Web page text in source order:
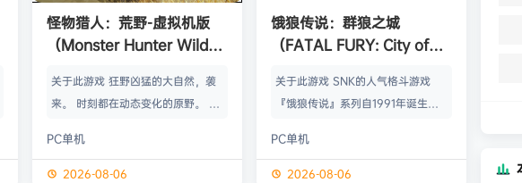
怪物猎人：荒野-虚拟机版
（Monster Hunter Wilds
版
关于此游戏 狂野凶猛的大自然，袭
来。 时刻都在动态变化的原野。 这
的怪物与人们的故事。 你会化为以
狩猎强大怪物为生的“猎人”，使用狩
PC单机
2026-08-06
饿狼传说：群狼之城
（FATAL FURY: City of
关于此游戏 SNK的人气格斗游戏
『饿狼传说』系列自1991年诞生以
潮。从1999年的『饿狼 -MARK OF
THE WOLVES-』起，时隔26年，
PC单机
2026-08-06